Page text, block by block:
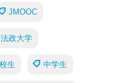
JMOOC
法政大学
生 中学生